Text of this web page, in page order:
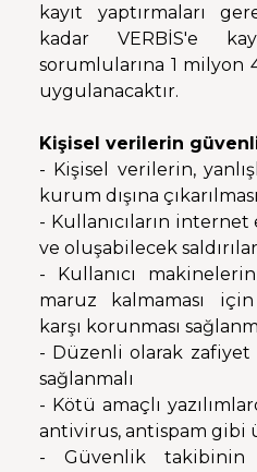
kayıt yaptırmaları
kadar VERBİS'e
sorumlularına 1 milyon
uygulanacaktır.
Kişisel verilerin
- Kişisel verilerin,
kurum dışına
- Kullanıcıların
ve oluşabilecek
- Kullanıcı
maruz kalmaması
karşı korunması
- Düzenli olarak zafiyet
sağlanmalı
- Kötü amaçlı
antivirus, antispam gibi
- Güvenlik takibinin